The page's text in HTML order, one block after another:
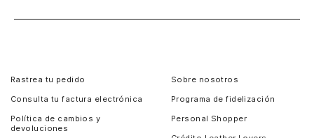
Rastrea tu pedido
Consulta tu factura electrónica
Política de cambios y
devoluciones
Sobre nosotros
Programa de fidelización
Personal Shopper